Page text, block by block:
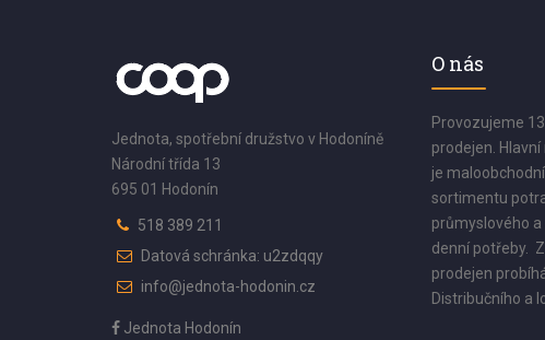
Jednota, spotřební družstvo v Hodoníně
Národní třída 13
695 01 Hodonín
518 389 211
Datová schránka: u2zdqqy
info@jednota-hodonin.cz
Jednota Hodonín
O nás
Provozujeme
prodejen.
je
sortimentu
průmyslového
denní potřeby.
prodejen
Distribučního a